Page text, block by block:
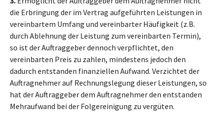
die Erbringung der im Vertrag aufgeführten Leistungen in
vereinbartem Umfang und vereinbarter Häufigkeit (z.B.
durch Ablehnung der Leistung zum vereinbarten Termin),
so ist der Auftraggeber dennoch verpflichtet, den
vereinbarten Preis zu zahlen, mindestens jedoch den
dadurch entstanden finanziellen Aufwand. Verzichtet der
Auftragnehmer auf Rechnungslegung dieser Leistungen, so
hat der Auftraggeber dem Auftragnehmer den entstanden
Mehraufwand bei der Folgereinigung zu vergüten.